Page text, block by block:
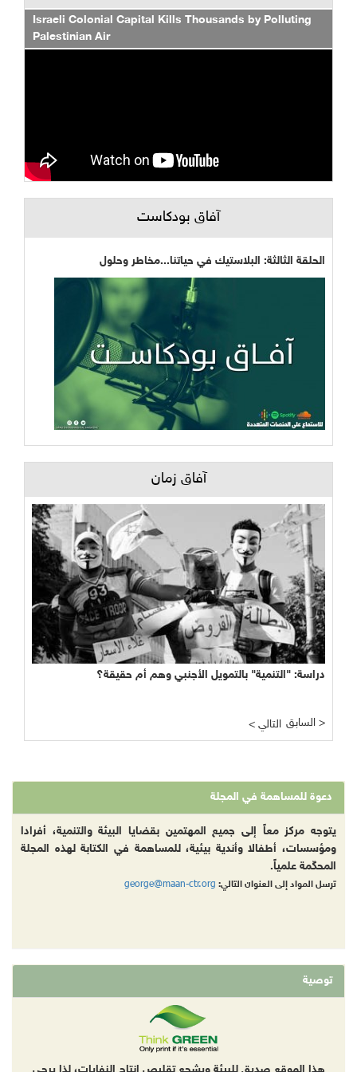
Israeli Colonial Capital Kills Thousands by Polluting
Palestinian Air
آفاق بودكاست
الحلقة الثالثة: البلاستيك في حياتنا...مخاطر وحلول
آفاق زمان
دراسة: "التنمية" بالتمويل الأجنبي وهم أم حقيقة؟
< التالي السابق >
دعوة للمساهمة في المجلة
يتوجه مركز معاً إلى جميع المهتمين بقضايا البيئة والتنمية، أفرادا
ومؤسسات، أطفالا وأندية بيئية، للمساهمة في الكتابة لهذه المجلة
المحكّمة علمياً.
ترسل المواد إلى العنوان التالي: george@maan-ctr.org
توصية